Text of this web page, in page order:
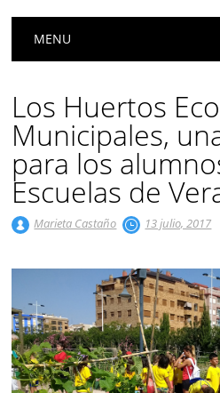
Menú principal
MENU
Los Huertos
Municipales,
para los
Escuelas de
Marieta Castaño 13 julio, 2017